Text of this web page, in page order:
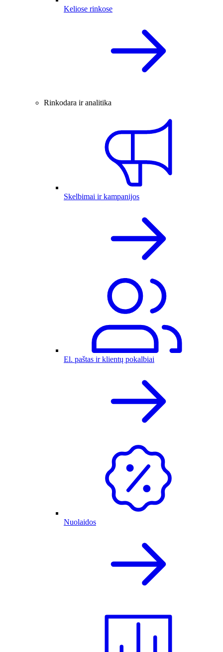
Keliose rinkose
Rinkodara ir analitika
Skelbimai ir kampanijos
El. paštas ir klientų pokalbiai
Nuolaidos